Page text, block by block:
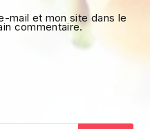
mail et mon site dans le
commentaire.